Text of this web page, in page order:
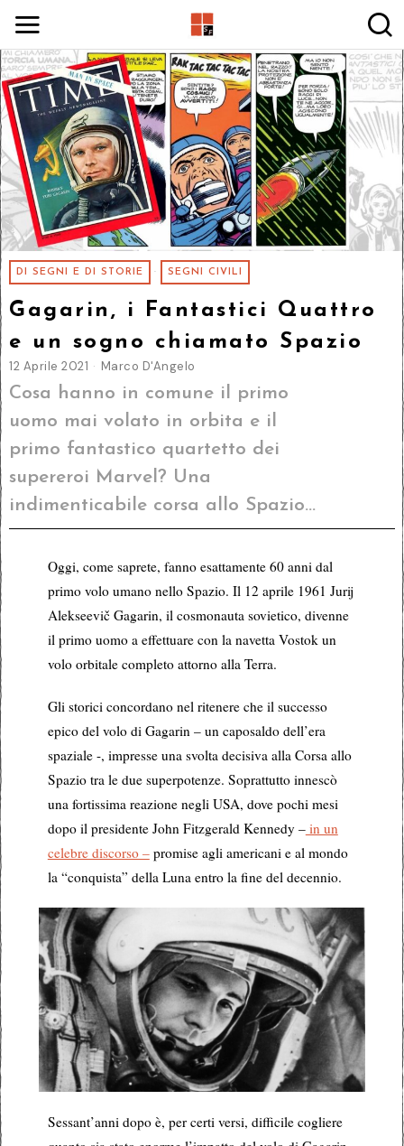
DI SEGNI E DI STORIE · SEGNI CIVILI
Gagarin, i Fantastici Quattro
e un sogno chiamato Spazio
12 Aprile 2021 Marco D'Angelo
Cosa hanno in comune il primo
uomo mai volato in orbita e il
primo fantastico quartetto dei
supereroi Marvel? Una
indimenticabile corsa allo Spazio...
Oggi, come saprete, fanno esattamente 60 anni dal
primo volo umano nello Spazio. Il 12 aprile 1961 Jurij
Alekseevič Gagarin, il cosmonauta sovietico, divenne
il primo uomo a effettuare con la navetta Vostok un
volo orbitale completo attorno alla Terra.
Gli storici concordano nel ritenere che il successo
epico del volo di Gagarin – un caposaldo dell’era
spaziale -, impresse una svolta decisiva alla Corsa allo
Spazio tra le due superpotenze. Soprattutto innescò
una fortissima reazione negli USA, dove pochi mesi
dopo il presidente John Fitzgerald Kennedy –in un
celebre discorso –promise agli americani e al mondo
la “conquista” della Luna entro la fine del decennio.
Sessant’anni dopo è, per certi versi, difficile cogliere